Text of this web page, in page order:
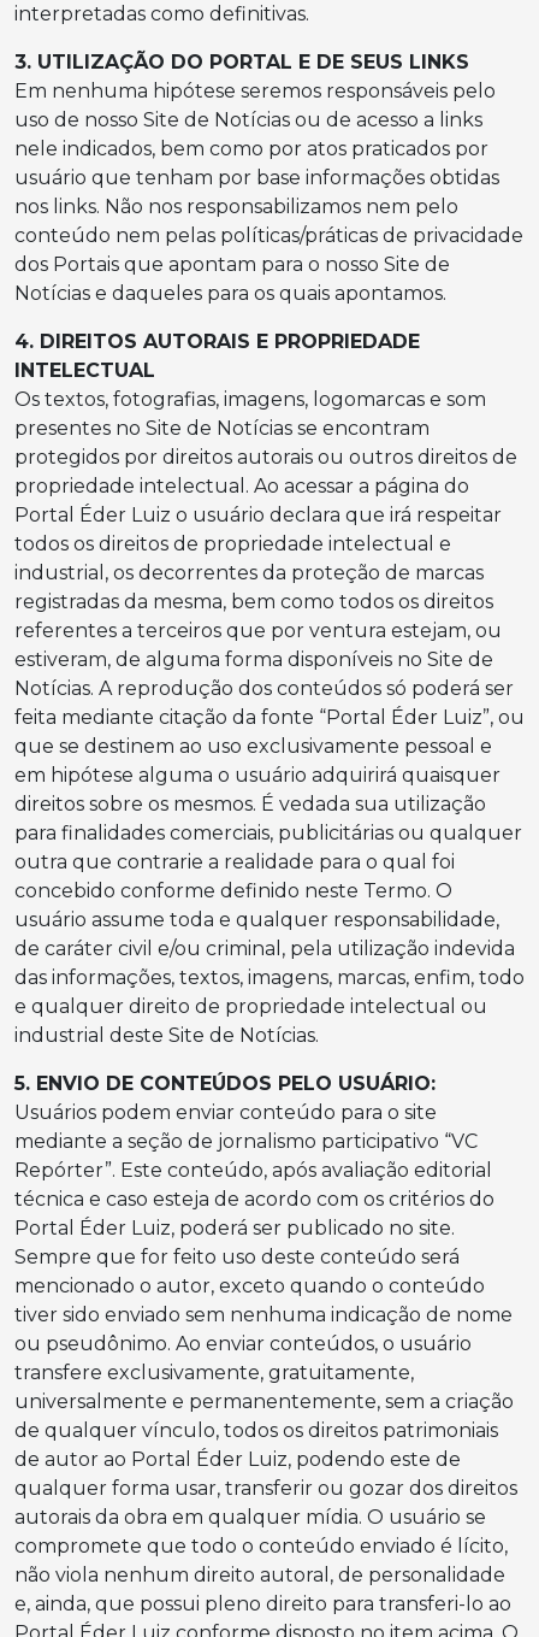
interpretadas como definitivas.
3. UTILIZAÇÃO DO PORTAL E DE SEUS LINKS
Em nenhuma hipótese seremos responsáveis pelo
uso de nosso Site de Notícias ou de acesso a links
nele indicados, bem como por atos praticados por
usuário que tenham por base informações obtidas
nos links. Não nos responsabilizamos nem pelo
conteúdo nem pelas políticas/práticas de privacidade
dos Portais que apontam para o nosso Site de
Notícias e daqueles para os quais apontamos.
4. DIREITOS AUTORAIS E PROPRIEDADE
INTELECTUAL
Os textos, fotografias, imagens, logomarcas e som
presentes no Site de Notícias se encontram
protegidos por direitos autorais ou outros direitos de
propriedade intelectual. Ao acessar a página do
Portal Éder Luiz o usuário declara que irá respeitar
todos os direitos de propriedade intelectual e
industrial, os decorrentes da proteção de marcas
registradas da mesma, bem como todos os direitos
referentes a terceiros que por ventura estejam, ou
estiveram, de alguma forma disponíveis no Site de
Notícias. A reprodução dos conteúdos só poderá ser
feita mediante citação da fonte “Portal Éder Luiz”, ou
que se destinem ao uso exclusivamente pessoal e
em hipótese alguma o usuário adquirirá quaisquer
direitos sobre os mesmos. É vedada sua utilização
para finalidades comerciais, publicitárias ou qualquer
outra que contrarie a realidade para o qual foi
concebido conforme definido neste Termo. O
usuário assume toda e qualquer responsabilidade,
de caráter civil e/ou criminal, pela utilização indevida
das informações, textos, imagens, marcas, enfim, todo
e qualquer direito de propriedade intelectual ou
industrial deste Site de Notícias.
5. ENVIO DE CONTEÚDOS PELO USUÁRIO:
Usuários podem enviar conteúdo para o site
mediante a seção de jornalismo participativo “VC
Repórter”. Este conteúdo, após avaliação editorial
técnica e caso esteja de acordo com os critérios do
Portal Éder Luiz, poderá ser publicado no site.
Sempre que for feito uso deste conteúdo será
mencionado o autor, exceto quando o conteúdo
tiver sido enviado sem nenhuma indicação de nome
ou pseudônimo. Ao enviar conteúdos, o usuário
transfere exclusivamente, gratuitamente,
universalmente e permanentemente, sem a criação
de qualquer vínculo, todos os direitos patrimoniais
de autor ao Portal Éder Luiz, podendo este de
qualquer forma usar, transferir ou gozar dos direitos
autorais da obra em qualquer mídia. O usuário se
compromete que todo o conteúdo enviado é lícito,
não viola nenhum direito autoral, de personalidade
e, ainda, que possui pleno direito para transferi-lo ao